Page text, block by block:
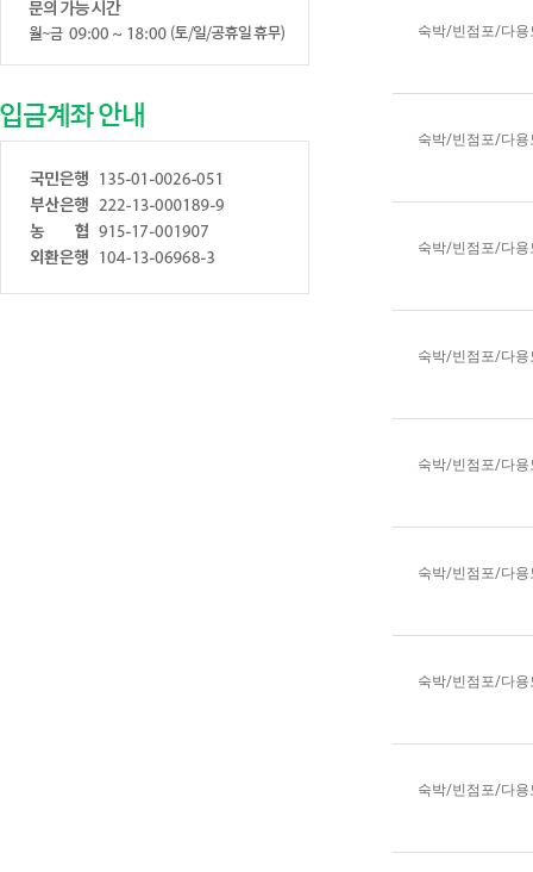
숙박/빈점포/다
숙박/빈점포/다
숙박/빈점포/다
숙박/빈점포/다
숙박/빈점포/다
숙박/빈점포/다
숙박/빈점포/다
숙박/빈점포/다